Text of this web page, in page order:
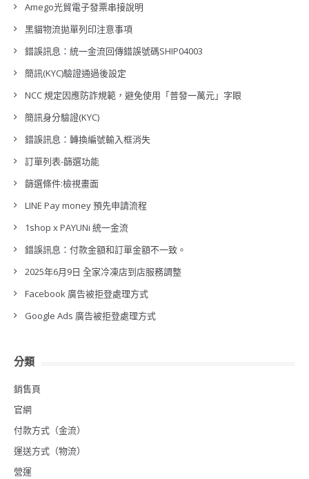
Amego光貿電子發票串接說明
黑貓物流拋單列印注意事項
錯誤訊息：統一金流回傳錯誤號碼SHIP04003
簡訊(KYC)驗證通過後設定
NCC 規定因應防詐規範，避免使用「普發一萬元」字眼
簡訊身分驗證(KYC)
錯誤訊息：轉換編號輸入框消失
訂單列表-篩選功能
篩選條件:檢視畫面
LINE Pay money 預先申請流程
1shop x PAYUNi 統一金流
錯誤訊息：付款金額和訂單金額不一致。
2025年6月9日 全家冷凍店到店服務調整
Facebook 廣告被拒登處理方式
Google Ads 廣告被拒登處理方式
分類
銷售頁
官網
付款方式（金流）
運送方式（物流）
營運